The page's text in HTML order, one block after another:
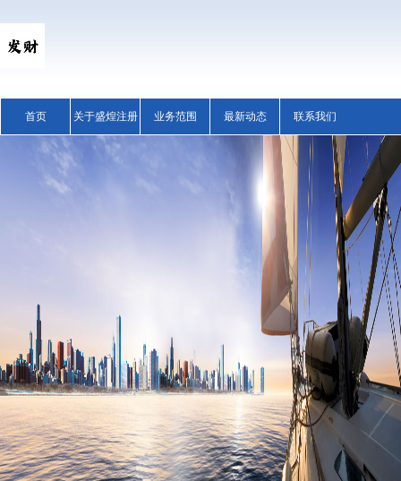
首页 关于盛煌注册 业务范围 最新动态 联系我们